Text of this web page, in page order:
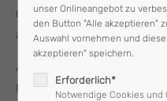
Der Eintrag "offcanvas-
mit den Stichworten
alarmiert.
Am Einsatzort
Einsatzleiter kontrolliert,
unser Onlineangebot zu
den Button "Alle akzeptieren"
Auswahl vornehmen und
akzeptieren" speichern.
Erforderlich*
Notwendige Cookies und